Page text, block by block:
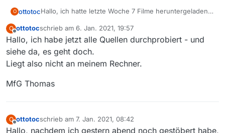
O ottotocHallo, ich hatte letzte Woche 7 Filme heruntergeladen.
etwas zu laden. Z.B. Der Graf von Monte Christo beim
mdr oder auch beim rbb. Geht nicht. Jedes Mal kommt
die im Titel angegebene Meldung.Diese finde ich auch
in der Log-Datei mit der Zielangabe dahinter.
Rechner WIN 10 aktuell
Wo kann ich etwas finden oder einstellen ?
MfG Thomas
O
Offline
ottotocschrieb am 6. Jan. 2021, 19:57
zuletzt editiert von
Hallo, ich habe jetzt alle Quellen durchprobiert - und
siehe da, es geht doch.
Liegt also nicht an meinem Rechner.
MfG Thomas
O
Offline
ottotocschrieb am 7. Jan. 2021, 08:42
zuletzt editiert von
Hallo, nachdem ich gestern abend noch gestöbert habe,